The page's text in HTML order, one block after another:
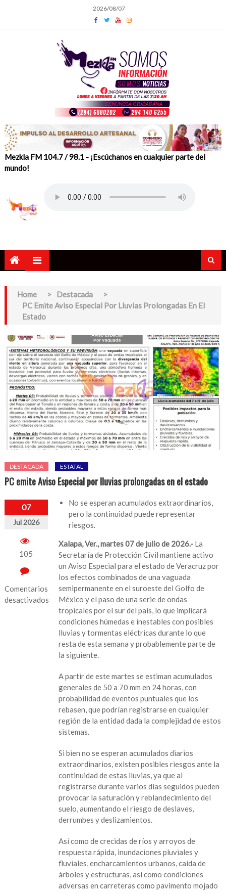
content
2026/08/07
Mezkla FM 104.7 / 98.1 - ¡Escúchanos en cualquier parte del
mundo!
Home > Destacada
>
PC Emite Aviso Especial Por Lluvias Prolongadas En El
Estado
DESTACADA ESTATAL
PC emite Aviso Especial por lluvias prolongadas en el estado
07
Jul 2026
105
Comentarios
desactivados
No se esperan acumulados extraordinarios,
pero la continuidad puede representar
riesgos.
Xalapa, Ver., martes 07 de julio de 2026.- La
Secretaría de Protección Civil mantiene activo
un Aviso Especial para el estado de Veracruz por
los efectos combinados de una vaguada
semipermanente en el suroeste del Golfo de
México y el paso de una serie de ondas
tropicales por el sur del país, lo que implicará
condiciones húmedas e inestables con posibles
lluvias y tormentas eléctricas durante lo que
resta de esta semana y probablemente parte de
la siguiente.
A partir de este martes se estiman acumulados
generales de 50 a 70 mm en 24 horas, con
probabilidad de eventos puntuales que los
rebasen, que podrían registrarse en cualquier
región de la entidad dada la complejidad de estos
sistemas.
Si bien no se esperan acumulados diarios
extraordinarios, existen posibles riesgos ante la
continuidad de estas lluvias, ya que al
registrarse durante varios días seguidos pueden
provocar la saturación y reblandecimiento del
suelo, aumentando el riesgo de deslaves,
derrumbes y deslizamientos.
Así como de crecidas de ríos y arroyos de
respuesta rápida, inundaciones pluviales y
fluviales, encharcamientos urbanos, caída de
árboles y estructuras, así como condiciones
adversas en carreteras como pavimento mojado